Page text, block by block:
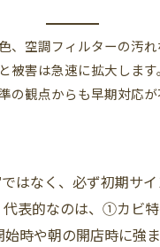
、空調フィルターの汚
被害は急速に拡大しま
の観点からも早期対応が
はなく、必ず初期サ
代表的なのは、①カビ
始時や朝の開店時に強